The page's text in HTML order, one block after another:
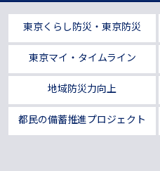
東京くらし防災・東京防災
東京マイ・タイムライン
地域防災力向上
都民の備蓄推進プロジェクト